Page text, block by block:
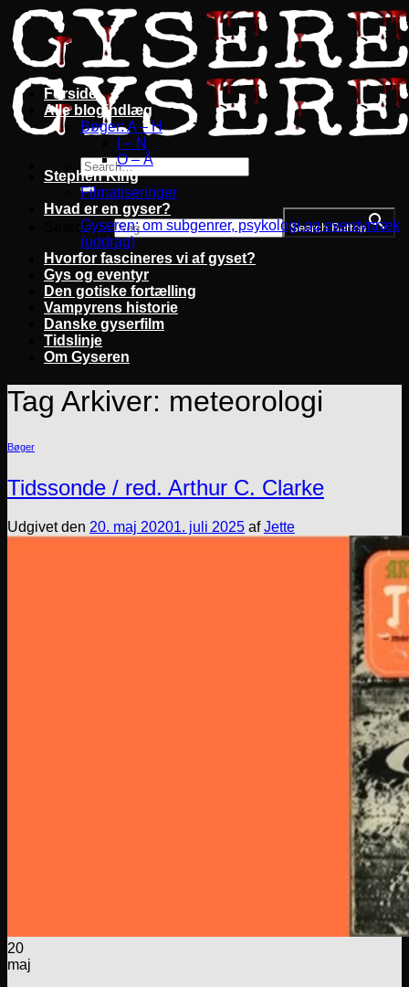
Fortsæt
til
indhold
Search for: Search Button
Forside
Alle blogindlæg
Bøger: A – H
I – N
O – Å
Stephen King
Filmatiseringer
Hvad er en gyser?
Gyseren: om subgenrer, psykologi og eventyrtræk
(uddrag)
Hvorfor fascineres vi af gyset?
Gys og eventyr
Den gotiske fortælling
Vampyrens historie
Danske gyserfilm
Tidslinje
Om Gyseren
Tag Arkiver: meteorologi
Bøger
Tidssonde / red. Arthur C. Clarke
Udgivet den 20. maj 20201. juli 2025 afJette
20
maj